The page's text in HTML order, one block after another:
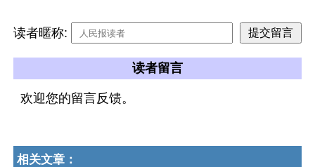
读者暱称:
读者留言
欢迎您的留言反馈。
相关文章：